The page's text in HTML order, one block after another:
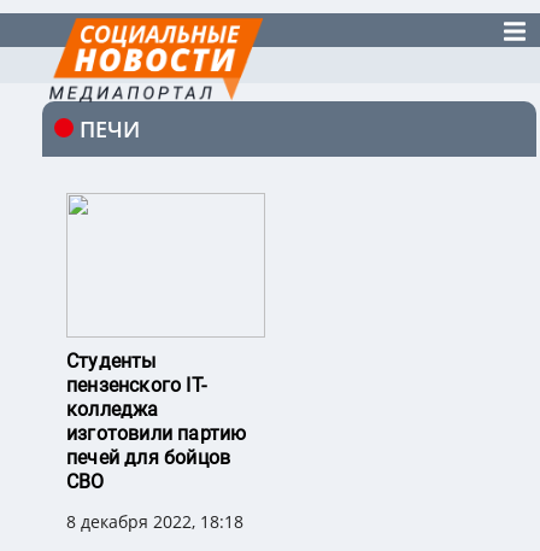
ПЕЧИ
Студенты
пензенского IT-
колледжа
изготовили партию
печей для бойцов
СВО
8 декабря 2022, 18:18